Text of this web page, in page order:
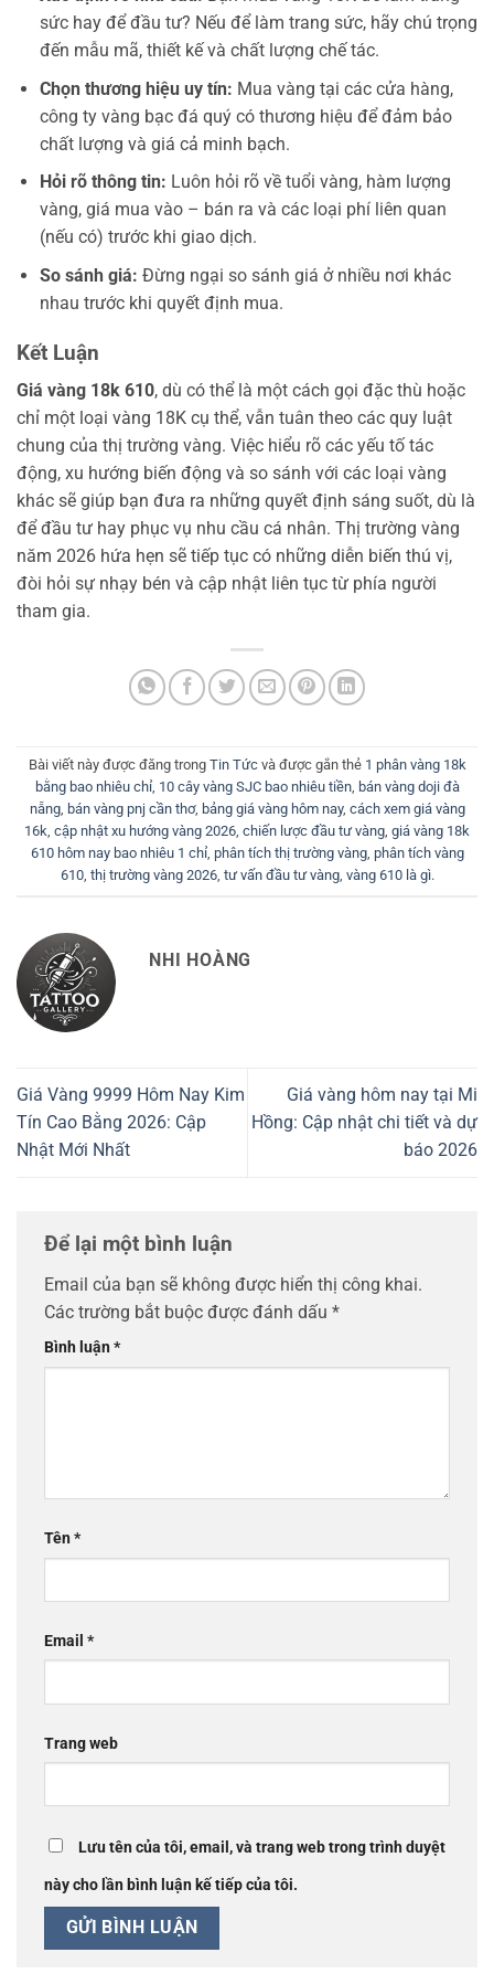
sức hay để đầu tư? Nếu để làm trang sức, hãy chú trọng
đến mẫu mã, thiết kế và chất lượng chế tác.
Chọn thương hiệu uy tín: Mua vàng tại các cửa hàng,
công ty vàng bạc đá quý có thương hiệu để đảm bảo
chất lượng và giá cả minh bạch.
Hỏi rõ thông tin: Luôn hỏi rõ về tuổi vàng, hàm lượng
vàng, giá mua vào – bán ra và các loại phí liên quan
(nếu có) trước khi giao dịch.
So sánh giá: Đừng ngại so sánh giá ở nhiều nơi khác
nhau trước khi quyết định mua.
Kết Luận
Giá vàng 18k 610, dù có thể là một cách gọi đặc thù hoặc
chỉ một loại vàng 18K cụ thể, vẫn tuân theo các quy luật
chung của thị trường vàng. Việc hiểu rõ các yếu tố tác
động, xu hướng biến động và so sánh với các loại vàng
khác sẽ giúp bạn đưa ra những quyết định sáng suốt, dù là
để đầu tư hay phục vụ nhu cầu cá nhân. Thị trường vàng
năm 2026 hứa hẹn sẽ tiếp tục có những diễn biến thú vị,
đòi hỏi sự nhạy bén và cập nhật liên tục từ phía người
tham gia.
Bài viết này được đăng trong Tin Tứcvà được gắn thẻ 1 phân vàng 18k
bằng bao nhiêu chỉ, 10 cây vàng SJC bao nhiêu tiền, bán vàng doji đà
nẵng, bán vàng pnj cần thơ, bảng giá vàng hôm nay, cách xem giá vàng
16k, cập nhật xu hướng vàng 2026, chiến lược đầu tư vàng, giá vàng 18k
610 hôm nay bao nhiêu 1 chỉ, phân tích thị trường vàng, phân tích vàng
610, thị trường vàng 2026, tư vấn đầu tư vàng, vàng 610 là gì.
NHI HOÀNG
Giá Vàng 9999 Hôm Nay Kim
Tín Cao Bằng 2026: Cập
Nhật Mới Nhất
Giá vàng hôm nay tại Mi
Hồng: Cập nhật chi tiết và dự
báo 2026
Để lại một bình luận
Email của bạn sẽ không được hiển thị công khai.
Các trường bắt buộc được đánh dấu *
Bình luận*
Tên*
Email *
Trang web
Lưu tên của tôi, email, và trang web trong trình duyệt
này cho lần bình luận kế tiếp của tôi.